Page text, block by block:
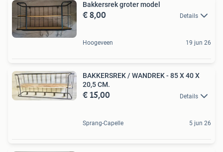
Bakkersrek groter model
€ 8,00 Details
Hoogeveen 19 jun 26
BAKKERSREK / WANDREK - 85 X 40 X
20,5 CM.
€ 15,00 Details
Sprang-Capelle 5 jun 26